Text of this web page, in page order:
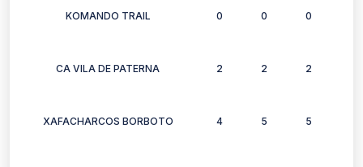
KOMANDO TRAIL 0 0 0
CA VILA DE PATERNA 2 2 2
XAFACHARCOS BORBOTO 4 5 5